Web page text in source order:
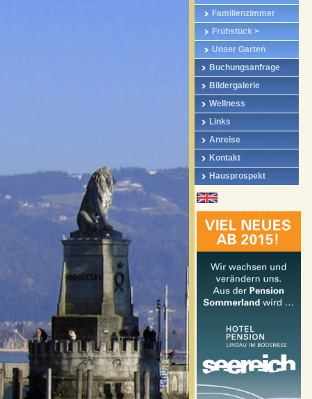
Familienzimmer
Frühstück >
Unser Garten
Buchungsanfrage
Bildergalerie
Wellness
Links
Anreise
Kontakt
Hausprospekt